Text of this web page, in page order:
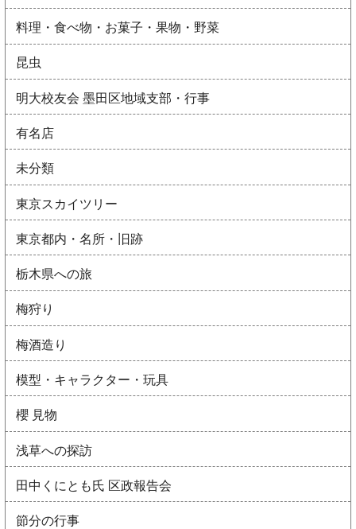
料理・食べ物・お菓子・果物・野菜
昆虫
明大校友会 墨田区地域支部・行事
有名店
未分類
東京スカイツリー
東京都内・名所・旧跡
栃木県への旅
梅狩り
梅酒造り
模型・キャラクター・玩具
櫻 見物
浅草への探訪
田中くにとも氏 区政報告会
節分の行事